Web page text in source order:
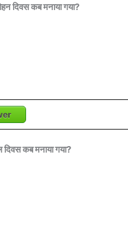
दिवस कब मनाया गया?
दिवस कब मनाया गया?